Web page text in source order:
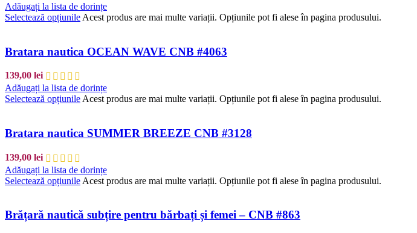
Adăugați la lista de dorințe
Selectează opțiunile Acest produs are mai multe variații. Opțiunile pot fi alese în pagina produsului.
Bratara nautica OCEAN WAVE CNB #4063
139,00 lei
Adăugați la lista de dorințe
Selectează opțiunile Acest produs are mai multe variații. Opțiunile pot fi alese în pagina produsului.
Bratara nautica SUMMER BREEZE CNB #3128
139,00 lei
Adăugați la lista de dorințe
Selectează opțiunile Acest produs are mai multe variații. Opțiunile pot fi alese în pagina produsului.
Brățară nautică subțire pentru bărbați și femei – CNB #863